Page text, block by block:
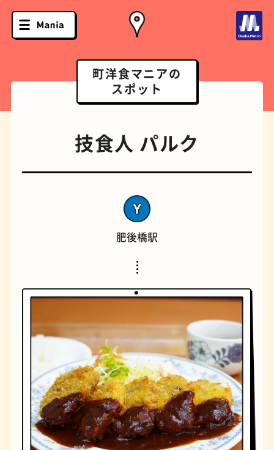
スポーツバー
ナポリタン
町洋食マニアの
スポット
技食人 パルク
肥後橋駅